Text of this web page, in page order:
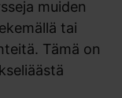
muiden
tai
Tämä on